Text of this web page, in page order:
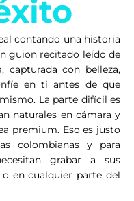
contando una historia
guion recitado leído de
capturada con belleza,
en ti antes de que
La parte difícil es
naturales en cámara y
premium. Eso es justo
colombianas y para
grabar a sus
en cualquier parte del